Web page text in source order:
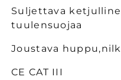
Suljettava
tuulensuojaa
Joustava
CE CAT III